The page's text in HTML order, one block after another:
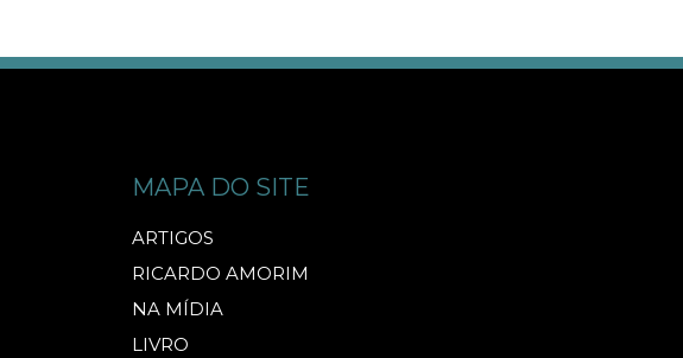
MAPA DO SITE
ARTIGOS
RICARDO AMORIM
NA MÍDIA
LIVRO